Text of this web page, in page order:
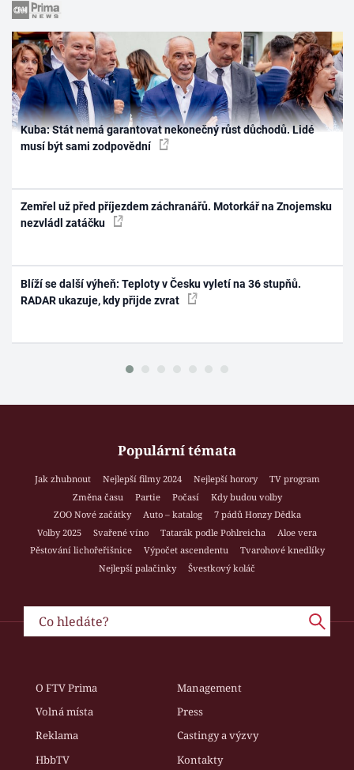
Kuba: Stát nemá garantovat nekonečný růst důchodů. Lidé
musí být sami zodpovědní
Zemřel už před příjezdem záchranářů. Motorkář na Znojemsku
nezvládl zatáčku
Blíží se další výheň: Teploty v Česku vyletí na 36 stupňů.
RADAR ukazuje, kdy přijde zvrat
Populární témata
Jak zhubnout Nejlepší filmy 2024 Nejlepší horory
TV program
Změna času
Partie Počasí
Kdy budou volby
ZOO Nové začátky
Auto – katalog
7 pádů Honzy Dědka
Volby 2025
Svařené víno Tatarák podle Pohlreicha
Aloe vera
Pěstování lichořeřišnice
Výpočet ascendentu
Tvarohové knedlíky
Nejlepší palačinky
Švestkový koláč
O FTV Prima
Management
Volná místa
Press
Reklama
Castingy a výzvy
HbbTV
Kontakty